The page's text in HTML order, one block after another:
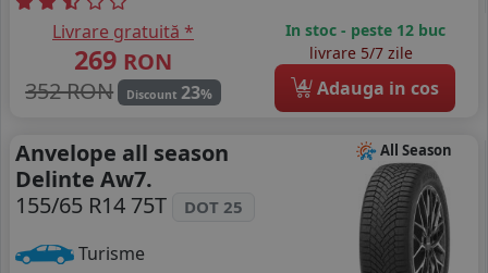
Livrare gratuită *
269 RON
352 RON
Discount 23%
In stoc - peste 12 buc
livrare 5/7 zile
4 Adauga in cos
All Season
Anvelope all season
Delinte Aw7.
155/65 R14 75T
DOT 25
Turisme